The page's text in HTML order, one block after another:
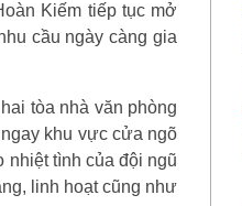
Kiếm tiếp tục mở
cầu ngày càng gia
tòa nhà văn phòng
khu vực cửa ngõ
nhiệt tình của đội ngũ
linh hoạt cũng như